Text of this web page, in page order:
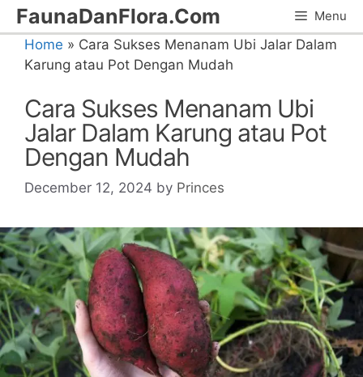
Skip
to
content
FaunaDanFlora.Com Menu
Home » Cara Sukses Menanam Ubi Jalar Dalam
Karung atau Pot Dengan Mudah
Cara Sukses Menanam Ubi
Jalar Dalam Karung atau Pot
Dengan Mudah
December 12, 2024 by Princes